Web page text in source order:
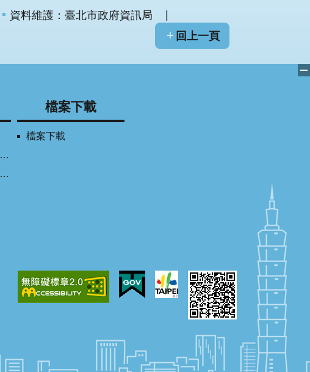
資料維護：臺北市政府資訊局
回上一頁
檔案下載
檔案下載